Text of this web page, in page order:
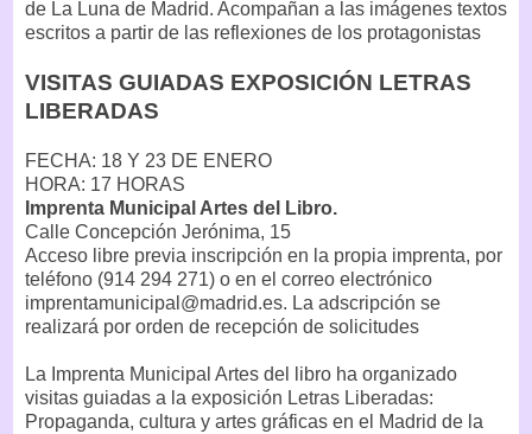
de La Luna de Madrid. Acompañan a las imágenes textos
escritos a partir de las reflexiones de los protagonistas
VISITAS GUIADAS EXPOSICIÓN LETRAS
LIBERADAS
FECHA: 18 Y 23 DE ENERO
HORA: 17 HORAS
Imprenta Municipal Artes del Libro.
Calle Concepción Jerónima, 15
Acceso libre previa inscripción en la propia imprenta, por
teléfono (914 294 271) o en el correo electrónico
imprentamunicipal@madrid.es. La adscripción se
realizará por orden de recepción de solicitudes
La Imprenta Municipal Artes del libro ha organizado
visitas guiadas a la exposición Letras Liberadas:
Propaganda, cultura y artes gráficas en el Madrid de la